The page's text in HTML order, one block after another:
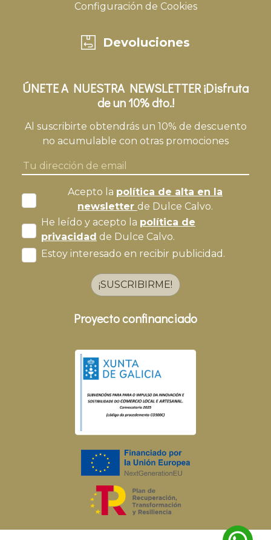
Configuración de Cookies
Devoluciones
ÚNETE A NUESTRA NEWSLETTER ¡Disfruta
de un 10% dto.!
Al suscribirte obtendrás un 10% de descuento
no acumulable con otras promociones
Acepto la política de alta en la
newsletter de Dulce Calvo.
He leído y acepto la política de
privacidad de Dulce Calvo.
Estoy interesado en recibir publicidad.
¡SUSCRIBIRME!
Proyecto confinanciado